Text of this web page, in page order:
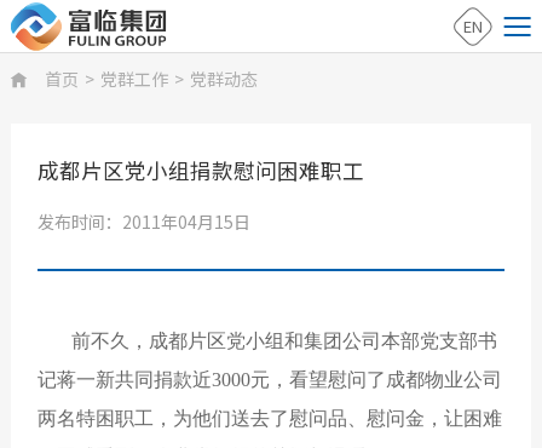
EN
 首页 > 党群工作 > 党群动态
成都片区党小组捐款慰问困难职工
发布时间：2011年04月15日
前不久，成都片区党小组和集团公司本部党支部书
记蒋一新共同捐款近3000元，看望慰问了成都物业公司
两名特困职工，为他们送去了慰问品、慰问金，让困难